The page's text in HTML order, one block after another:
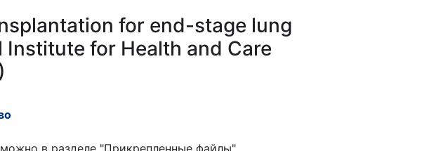
for end-stage lung
Institute for Health and Care
в разделе "Прикрепленные файлы"